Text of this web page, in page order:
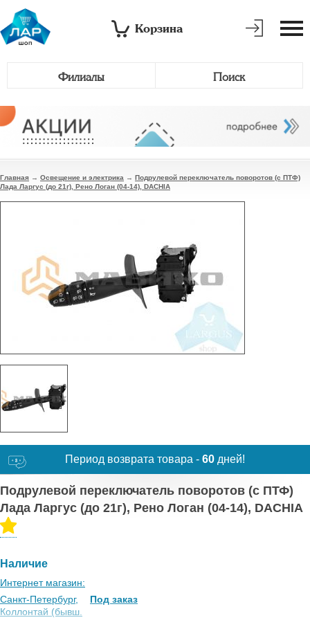
Корзина
Филиалы Поиск
Главная → Освещение и электрика → Подрулевой переключатель поворотов (с ПТФ)
Лада Ларгус (до 21г), Рено Логан (04-14), DACHIA
Период возврата товара - 60 дней!
Подрулевой переключатель поворотов (с ПТФ)
Лада Ларгус (до 21г), Рено Логан (04-14), DACHIA
Наличие
Интернет магазин:
Санкт-Петербург,
Коллонтай (бывш.
Под заказ